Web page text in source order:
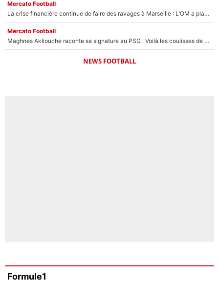
Mercato Football
La crise financière continue de faire des ravages à Marseille : L’OM a placé 12 joueurs sur le marché des transferts… et ça pourrait lui rapporter près de 100M€ !
Mercato Football
Maghnes Akliouche raconte sa signature au PSG : Voilà les coulisses de son transfert de rêve à 50M€
NEWS FOOTBALL
Formule1